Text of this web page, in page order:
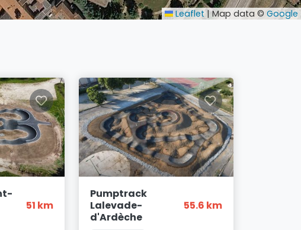
Leaflet |Map data © Google
51 km
Pumptrack
Lalevade-
d'Ardèche
55.6 km